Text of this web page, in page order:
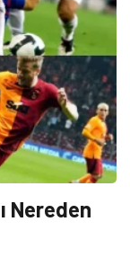
Nereden